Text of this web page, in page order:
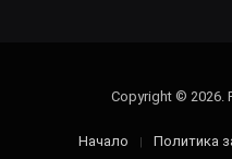
Copyright © 2026.
Начало Политика